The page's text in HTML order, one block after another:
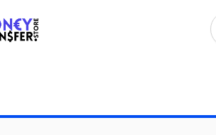
Asien